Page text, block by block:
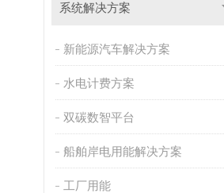
系统解决方案
新能源汽车解决方案
水电计费方案
双碳数智平台
船舶岸电用能解决方案
工厂用能